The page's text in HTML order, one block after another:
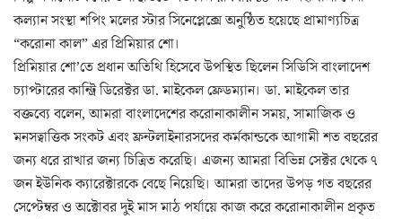
কল্যান সংস্থা শপিং মলের স্টার সিনেপ্লেক্সে অনুষ্ঠিত হয়েছে প্রামাণ্যচিত্র
“করোনা কাল” এর প্রিমিয়ার শো।
প্রিমিয়ার শো’তে প্রধান অতিথি হিসেবে উপস্থিত ছিলেন সিডিসি বাংলাদেশ
চ্যাপ্টারের কান্ট্রি ডিরেক্টর ডা. মাইকেল ফ্রেডম্যান। ডা. মাইকেল তার
বক্তব্যে বলেন, আমরা বাংলাদেশের করোনাকালীন সময়, সামাজিক ও
মনসত্বাত্তিক সংকট এবং ফ্রন্টলাইনারসদের কর্মকান্ডকে আগামী শত বছরের
জন্য ধরে রাখার জন্য চিত্রিত করেছি। এজন্য আমরা বিভিন্ন সেক্টর থেকে ৭
জন ইউনিক ক্যারেক্টারকে বেছে নিয়েছি। আমরা তাদের উপড় গত বছরের
সেপ্টেম্বর ও অক্টোবর দুই মাস মাঠ পর্যায়ে কাজ করে করোনাকালীন প্রকৃত